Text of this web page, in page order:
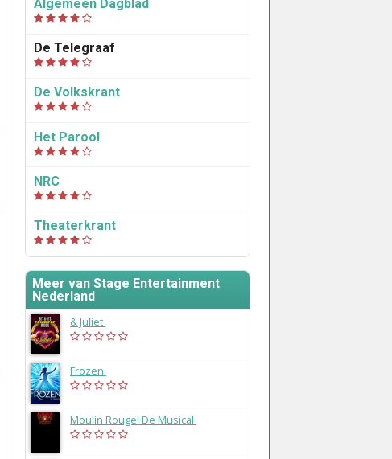
Algemeen Dagblad
De Telegraaf
De Volkskrant
Het Parool
NRC
Theaterkrant
Meer van Stage Entertainment
Nederland
& Juliet
Frozen
Moulin Rouge! De Musical